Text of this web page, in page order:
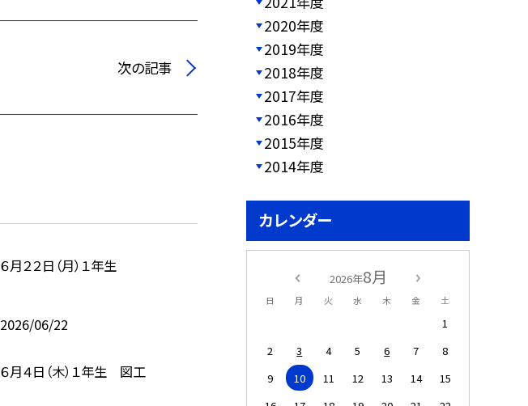
次の記事
６月２２日（月）１年生
2026/06/22
６月４日（木）１年生 図工
2020年度
2019年度
2018年度
2017年度
2016年度
2015年度
2014年度
カレンダー
2026年8月
日 月 火 水 木 金 土
1
2
3 4 5 6 7
8
9
10 11 12 13 14
15